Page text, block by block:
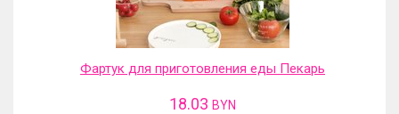
Фартук для приготовления еды Пекарь
18.03 BYN